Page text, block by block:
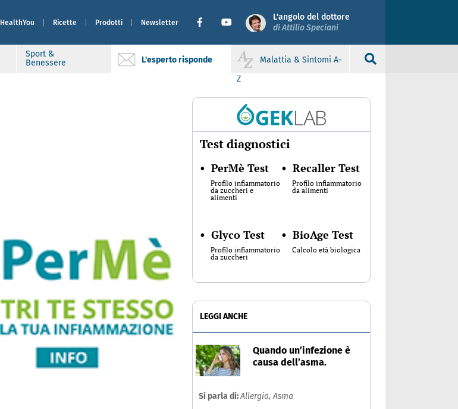
HealthYou Ricette Prodotti Newsletter
L'angolo del dottore
di Attilio Speciani
Sport &
Benessere
L'esperto risponde
Malattia & Sintomi A-
Z
Test diagnostici
• PerMè Test
Profilo infiammatorio
da zuccheri e
alimenti
• Recaller Test
Profilo infiammatorio
da alimenti
• Glyco Test
Profilo infiammatorio
da zuccheri
• BioAge Test
Calcolo età biologica
LEGGI ANCHE
Quando un’infezione è
causa dell’asma.
Si parla di:Allergia,Asma